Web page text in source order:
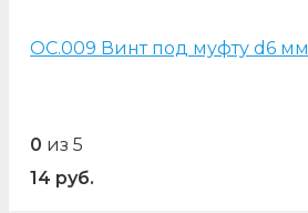
OC.009 Винт под муфту d6 мм
0 из 5
14 руб.